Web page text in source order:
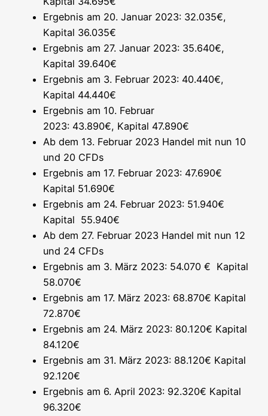
Ergeb­nis am 20. Janu­ar 2023: 32.035€,
Kapi­tal 36.035€
Ergeb­nis am 27. Janu­ar 2023: 35.640€,
Kapi­tal 39.640€
Ergeb­nis am 3. Febru­ar 2023: 40.440€,
Kapi­tal 44.440€
Ergeb­nis am 10. Febru­ar
2023: 43.890€, Kapi­tal 47.890€
Ab dem 13. Febru­ar 2023 Han­del mit nun 10
und 20 CFDs
Ergeb­nis am 17. Febru­ar 2023: 47.690€
Kapi­tal 51.690€
Ergeb­nis am 24. Febru­ar 2023: 51.940€
Kapi­tal 55.940€
Ab dem 27. Febru­ar 2023 Han­del mit nun 12
und 24 CFDs
Ergeb­nis am 3. März 2023: 54.070 € Kapi­tal
58.070€
Ergeb­nis am 17. März 2023: 68.870€ Kapi­tal
72.870€
Ergeb­nis am 24. März 2023: 80.120€ Kapi­tal
84.120€
Ergeb­nis am 31. März 2023: 88.120€ Kapi­tal
92.120€
Ergeb­nis am 6. April 2023: 92.320€ Kapi­tal
96.320€